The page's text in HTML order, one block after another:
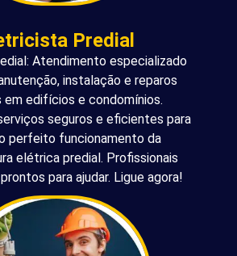
Predial
Atendimento especializado
instalação e reparos
edifícios e condomínios.
seguros e eficientes para
perfeito funcionamento da
elétrica predial. Profissionais
para ajudar. Ligue agora!